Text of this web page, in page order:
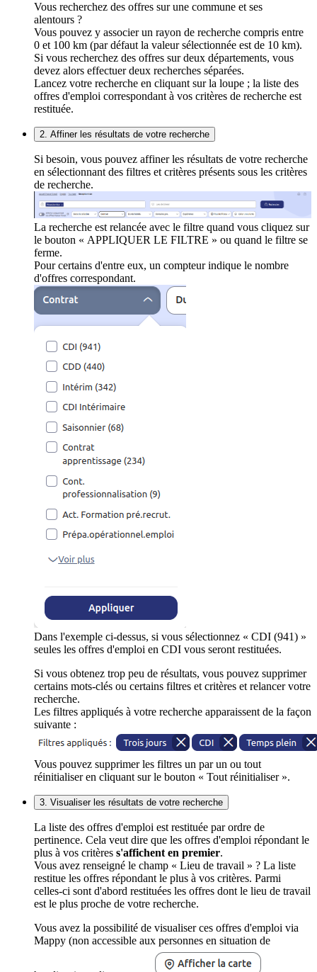
Vous recherchez des offres sur une commune et ses
alentours ?
Vous pouvez y associer un rayon de recherche compris entre
0 et 100 km (par défaut la valeur sélectionnée est de 10 km).
Si vous recherchez des offres sur deux départements, vous
devez alors effectuer deux recherches séparées.
Lancez votre recherche en cliquant sur la loupe ; la liste des
offres d'emploi correspondant à vos critères de recherche est
restituée.
2. Affiner les résultats de votre recherche
Si besoin, vous pouvez affiner les résultats de votre recherche
en sélectionnant des filtres et critères présents sous les critères
de recherche.
La recherche est relancée avec le filtre quand vous cliquez sur
le bouton « APPLIQUER LE FILTRE » ou quand le filtre se
ferme.
Pour certains d'entre eux, un compteur indique le nombre
d'offres correspondant.
Dans l'exemple ci-dessus, si vous sélectionnez « CDI (941) »
seules les offres d'emploi en CDI vous seront restituées.
Si vous obtenez trop peu de résultats, vous pouvez supprimer
certains mots-clés ou certains filtres et critères et relancer votre
recherche.
Les filtres appliqués à votre recherche apparaissent de la façon
suivante :
Vous pouvez supprimer les filtres un par un ou tout
réinitialiser en cliquant sur le bouton « Tout réinitialiser ».
3. Visualiser les résultats de votre recherche
La liste des offres d'emploi est restituée par ordre de
pertinence. Cela veut dire que les offres d'emploi répondant le
plus à vos critères s'affichent en premier.
Vous avez renseigné le champ « Lieu de travail » ? La liste
restitue les offres répondant le plus à vos critères. Parmi
celles-ci sont d'abord restituées les offres dont le lieu de travail
est le plus proche de votre recherche.
Vous avez la possibilité de visualiser ces offres d'emploi via
Mappy (non accessible aux personnes en situation de